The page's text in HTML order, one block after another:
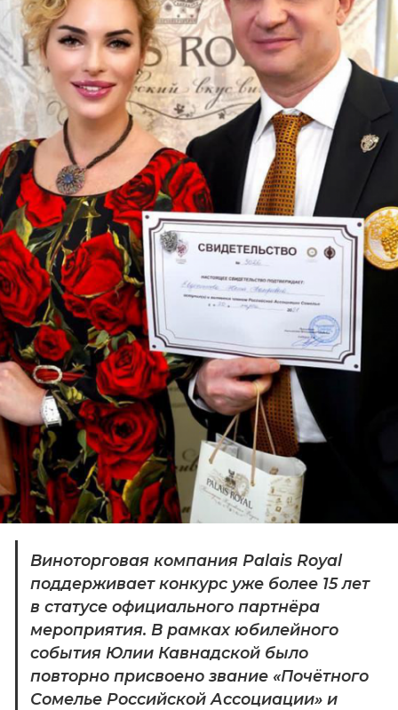
Виноторговая компания Palais Royal
поддерживает конкурс уже более 15 лет
в статусе официального партнёра
мероприятия. В рамках юбилейного
события Юлии Кавнадской было
повторно присвоено звание «Почётного
Сомелье Российской Ассоциации» и